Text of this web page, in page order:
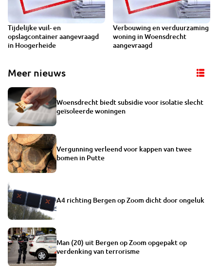
Tijdelijke vuil- en
opslagcontainer aangevraagd
in Hoogerheide
Verbouwing en verduurzaming
woning in Woensdrecht
aangevraagd
Meer nieuws
Woensdrecht biedt subsidie voor isolatie slecht
geïsoleerde woningen
Vergunning verleend voor kappen van twee
bomen in Putte
A4 richting Bergen op Zoom dicht door ongeluk
Man (20) uit Bergen op Zoom opgepakt op
verdenking van terrorisme